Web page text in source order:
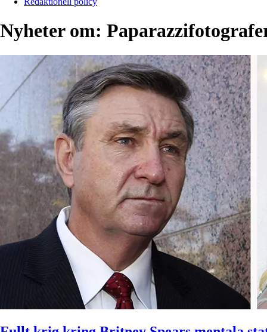
Nyheter om: